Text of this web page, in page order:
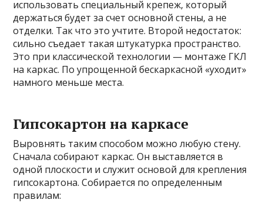
использовать специальный крепеж, который
держаться будет за счет основной стены, а не
отделки. Так что это учтите. Второй недостаток:
сильно съедает такая штукатурка пространство.
Это при классической технологии — монтаже ГКЛ
на каркас. По упрощенной бескаркасной «уходит»
намного меньше места.
Гипсокартон на каркасе
Выровнять таким способом можно любую стену.
Сначала собирают каркас. Он выставляется в
одной плоскости и служит основой для крепления
гипсокартона. Собирается по определенным
правилам: